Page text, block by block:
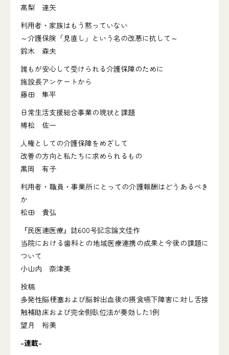
髙梨 達矢
利用者・家族はもう黙っていない
～介護保険「見直し」という名の改悪に抗して～
鈴木 森夫
誰もが安心して受けられる介護保障のために
施設長アンケートから
藤田 隼平
日常生活支援総合事業の現状と課題
榑松 佐一
人権としての介護保障をめざして
改善の方向と私たちに求められるもの
黒岡 有子
利用者・職員・事業所にとっての介護報酬はどうあるべき
か
松田 貴弘
『民医連医療』誌600号記念論文佳作
当院における歯科との地域医療連携の成果と今後の課題に
ついて
小山内 奈津美
投稿
多発性脳梗塞および脳幹出血後の摂食嚥下障害に対し舌接
触補助床および完全側臥位法が奏効した1例
望月 裕美
-連載-